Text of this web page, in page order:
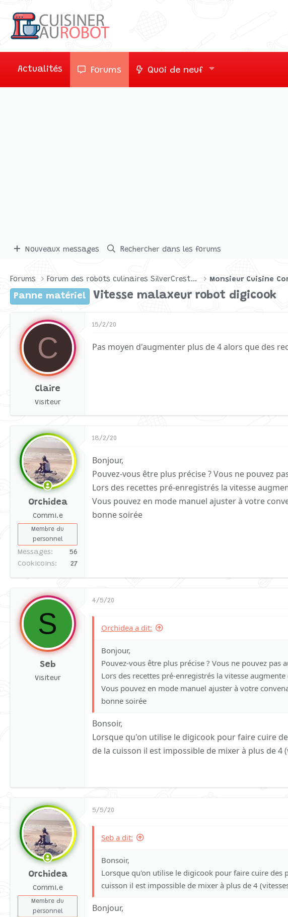
Actualités Forums Quoi de neuf
Nouveaux messages Rechercher dans les forums
Forums Forum des robots culinaires SilverCrest par Lidl Monsieur Cuisine
Panne matériel Vitesse malaxeur robot digicook
C
Claire
Visiteur
15/2/20
Pas moyen d'augmenter plus de 4 alors que des
Orchidea
Commi.e
Membre du
personnel
Messages
56
Cookicoins
27
18/2/20
Bonjour,
Pouvez-vous être plus précise ? Vous ne pouvez
Lors des recettes pré-enregistrés la vitesse
Vous pouvez en mode manuel ajuster à votre
bonne soirée
S
Seb
Visiteur
4/5/20
Orchidea a dit:
Bonjour,
Pouvez-vous être plus précise ? Vous ne pouvez pas
Lors des recettes pré-enregistrés la vitesse
Vous pouvez en mode manuel ajuster à votre
bonne soirée
Bonsoir,
Lorsque qu'on utilise le digicook pour faire cuire
de la cuisson il est impossible de mixer à plus de 4
Orchidea
Commi.e
Membre du
personnel
5/5/20
Seb a dit:
Bonsoir,
Lorsque qu'on utilise le digicook pour faire cuire
cuisson il est impossible de mixer à plus de 4
Bonjour,